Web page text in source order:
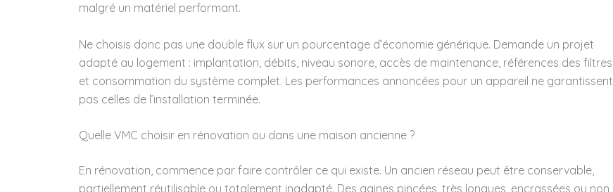
malgré un matériel performant.
Ne choisis donc pas une double flux sur un pourcentage d’économie générique. Demande un projet
adapté au logement : implantation, débits, niveau sonore, accès de maintenance, références des filtres
et consommation du système complet. Les performances annoncées pour un appareil ne garantissent
pas celles de l’installation terminée.
Quelle VMC choisir en rénovation ou dans une maison ancienne ?
En rénovation, commence par faire contrôler ce qui existe. Un ancien réseau peut être conservable,
partiellement réutilisable ou totalement inadapté. Des gaines pincées, très longues, encrassées ou non